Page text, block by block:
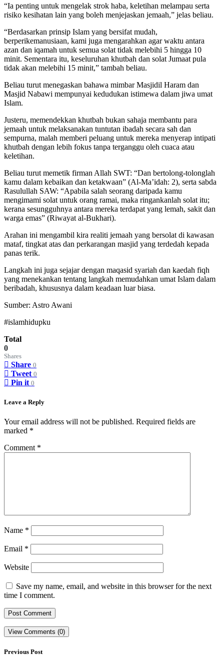
“Ia penting untuk mengelak strok haba, keletihan melampau serta
risiko kesihatan lain yang boleh menjejaskan jemaah,” jelas beliau.
“Berdasarkan prinsip Islam yang bersifat mudah,
berperikemanusiaan, kami juga mengarahkan agar waktu antara
azan dan iqamah untuk semua solat tidak melebihi 5 hingga 10
minit. Sementara itu, keseluruhan khutbah dan solat Jumaat pula
tidak akan melebihi 15 minit,” tambah beliau.
Beliau turut menegaskan bahawa mimbar Masjidil Haram dan
Masjid Nabawi mempunyai kedudukan istimewa dalam jiwa umat
Islam.
Justeru, memendekkan khutbah bukan sahaja membantu para
jemaah untuk melaksanakan tuntutan ibadah secara sah dan
sempurna, malah memberi peluang untuk mereka menyerap intipati
khutbah dengan lebih fokus tanpa terganggu oleh cuaca atau
keletihan.
Beliau turut memetik firman Allah SWT: “Dan bertolong-tolonglah
kamu dalam kebaikan dan ketakwaan” (Al-Ma’idah: 2), serta sabda
Rasulullah SAW: “Apabila salah seorang daripada kamu
mengimami solat untuk orang ramai, maka ringankanlah solat itu;
kerana sesungguhnya antara mereka terdapat yang lemah, sakit dan
warga emas” (Riwayat al-Bukhari).
Arahan ini mengambil kira realiti jemaah yang bersolat di kawasan
mataf, tingkat atas dan perkarangan masjid yang terdedah kepada
panas terik.
Langkah ini juga sejajar dengan maqasid syariah dan kaedah fiqh
yang menekankan tentang langkah memudahkan umat Islam dalam
beribadah, khususnya dalam keadaan luar biasa.
Sumber: Astro Awani
#islamhidupku
Total
0
Shares
Share 0
Tweet 0
Pin it 0
Leave a Reply
Your email address will not be published. Required fields are
marked *
Comment *
Name *
Email *
Website
Save my name, email, and website in this browser for the next
time I comment.
View Comments (0)
Previous Post